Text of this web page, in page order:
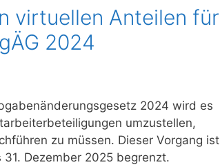
virtuellen Anteilen für
2024
2024 wird es
umzustellen,
zu müssen. Dieser Vorgang ist
Dezember 2025 begrenzt.